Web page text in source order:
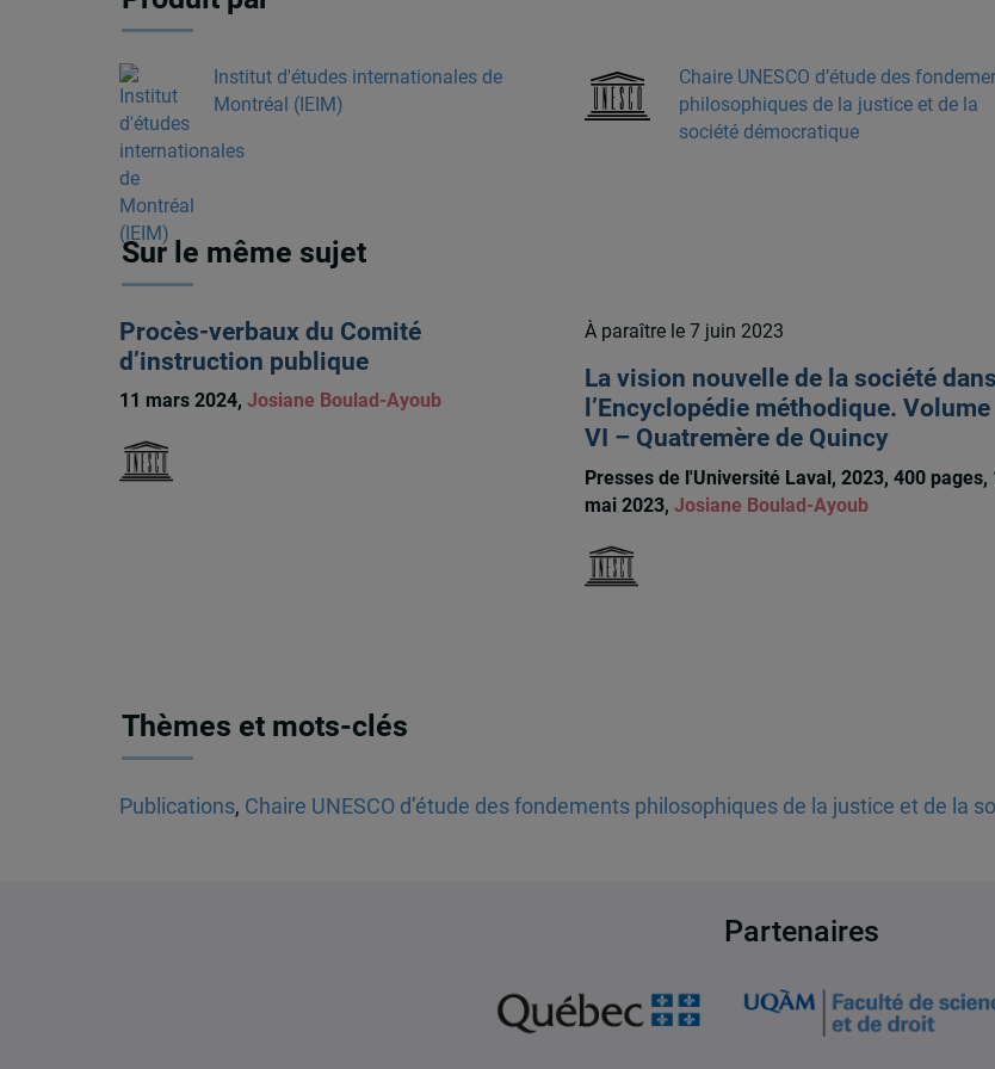
Institut d'études internationales de
Montréal (IEIM)
Chaire UNESCO d’étude des
philosophiques de la justice et de la
société démocratique
Sur le même sujet
Procès-verbaux du Comité
d’instruction publique
11 mars 2024, Josiane Boulad-Ayoub
À paraître le 7 juin 2023
La vision nouvelle de la société dans
l’Encyclopédie méthodique. Volume
VI – Quatremère de Quincy
Presses de l'Université Laval, 2023, 400 pages,
mai 2023, Josiane Boulad-Ayoub
Thèmes et mots-clés
Publications, Chaire UNESCO d’étude des fondements philosophiques de la justice et de la
Partenaires